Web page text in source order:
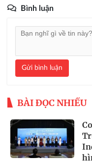
Bình luận
Gửi bình luận
BÀI ĐỌC NHIỀU